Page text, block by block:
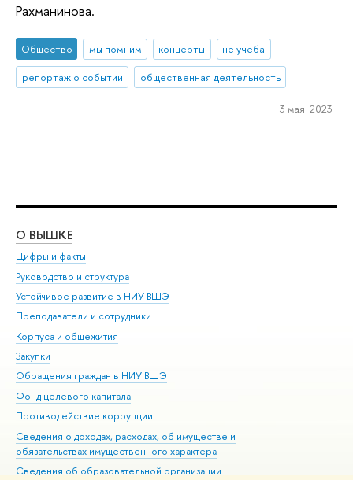
Рахманинова.
Общество мы помним концерты
не учеба
репортаж о событии
общественная деятельность
3 мая 2023
О ВЫШКЕ
Цифры и факты
Руководство и структура
Устойчивое развитие в НИУ ВШЭ
Преподаватели и сотрудники
Корпуса и общежития
Закупки
Обращения граждан в НИУ ВШЭ
Фонд целевого капитала
Противодействие коррупции
Сведения о доходах, расходах, об имуществе и
обязательствах имущественного характера
Сведения об образовательной организации